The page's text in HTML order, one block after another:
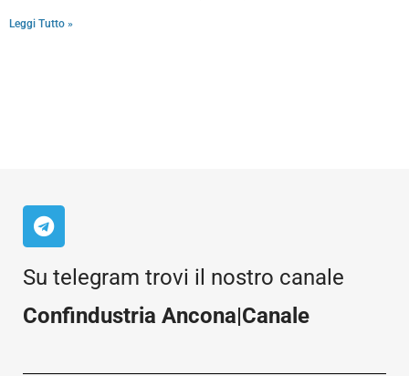
Leggi Tutto »
Su telegram trovi il nostro canale
Confindustria Ancona|Canale